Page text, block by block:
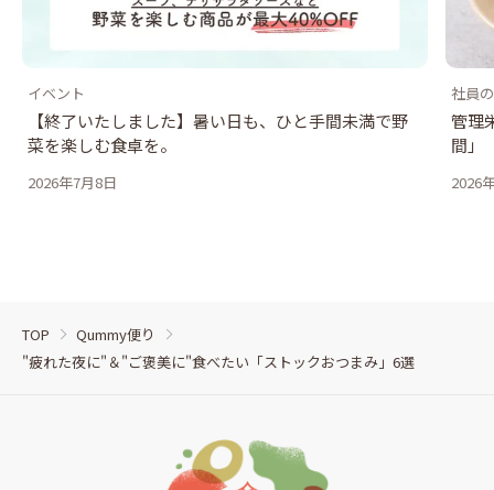
イベント
【終了いたしました】暑い日も、ひと手間未満で野
菜を楽しむ食卓を。
2026年7月8日
社員
管理
間」
2026
TOP
Qummy便り
"疲れた夜に"＆"ご褒美に"食べたい「ストックおつまみ」6選